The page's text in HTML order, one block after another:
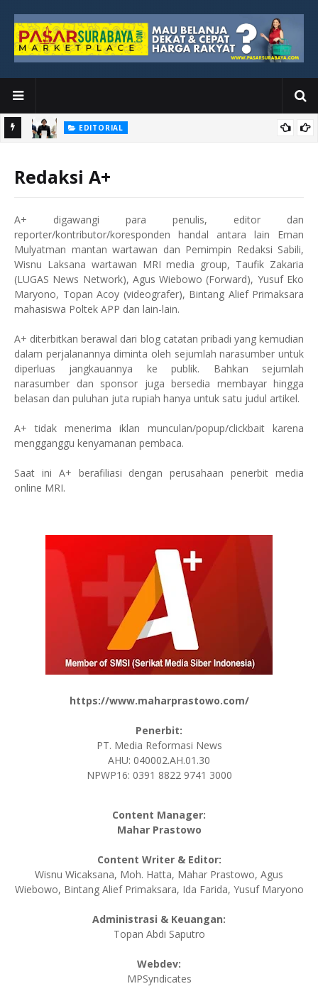
EDITORIAL
Redaksi A+
A+ digawangi para penulis, editor dan
reporter/kontributor/koresponden handal antara lain Eman
Mulyatman mantan wartawan dan Pemimpin Redaksi Sabili,
Wisnu Laksana wartawan MRI media group, Taufik Zakaria
(LUGAS News Network), Agus Wiebowo (Forward), Yusuf Eko
Maryono, Topan Acoy (videografer), Bintang Alief Primaksara
mahasiswa Poltek APP dan lain-lain.
A+ diterbitkan berawal dari blog catatan pribadi yang kemudian
dalam perjalanannya diminta oleh sejumlah narasumber untuk
diperluas jangkauannya ke publik. Bahkan sejumlah
narasumber dan sponsor juga bersedia membayar hingga
belasan dan puluhan juta rupiah hanya untuk satu judul artikel.
A+ tidak menerima iklan munculan/popup/clickbait karena
mengganggu kenyamanan pembaca.
Saat ini A+ berafiliasi dengan perusahaan penerbit media
online MRI.
https://www.maharprastowo.com/
Penerbit:
PT. Media Reformasi News
AHU: 040002.AH.01.30
NPWP16: 0391 8822 9741 3000
Content Manager:
Mahar Prastowo
Content Writer & Editor:
Wisnu Wicaksana, Moh. Hatta, Mahar Prastowo, Agus
Wiebowo, Bintang Alief Primaksara, Ida Farida, Yusuf Maryono
Administrasi & Keuangan:
Topan Abdi Saputro
Webdev:
MPSyndicates